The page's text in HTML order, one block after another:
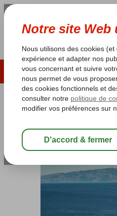
ÉTÉ 2026
Les garanties de
Fly & Go